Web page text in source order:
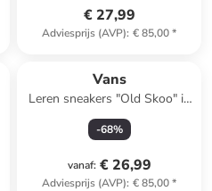
€ 27,99
Adviesprijs (AVP): € 85,00*
Vans
Leren sneakers "Old Skoo" in
Rostbraun
-68%
vanaf: € 26,99
Adviesprijs (AVP): € 85,00*